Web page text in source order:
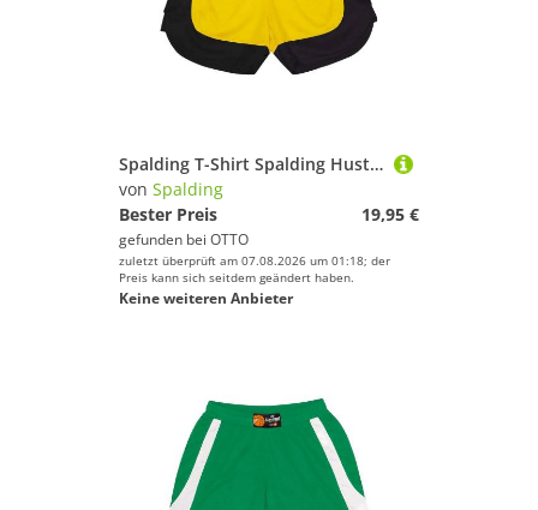
Spalding T-Shirt Spalding Hustle Short Kids Polyester
von Spalding
Bester Preis
19,95 €
gefunden bei OTTO
zuletzt überprüft am 07.08.2026 um 01:18; der
Preis kann sich seitdem geändert haben.
Keine weiteren Anbieter